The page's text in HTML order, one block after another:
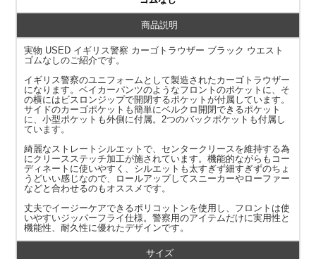
商品説明
実物 USED イギリス警察 カーゴトラウザー ブラック ウエスト
ゴムなしのご紹介です。
イギリス警察のユニフォームとして製造されたカーゴトラウザー
になります。ベイカーパンツのようなフロントのポケットに、そ
の横にはビスロンジップで開閉するポケットが付属しています。
サイドのカーゴポケットも簡単にベルクロ開閉できるポケット
に、小型ポケットも外側に付属。2つのバックポケットも付属し
ています。
綺麗なストレートシルエットで、センタークリースを維持する為
にクリースステッチ加工が施されています。機能的ながらもコー
ディネートに使いやすく、シルエットも太すぎず細すぎずのちょ
うどいい感じなので、ロールアップしてスニーカーやローファー
などと合わせるのもオススメです。
丈夫でイージーケアできるポリコットンを使用し、フロントは使
いやすいジッパーフライ仕様。警察用のアイテムだけに実用性と
機能性、耐久性に優れたデザインです。
サイズ